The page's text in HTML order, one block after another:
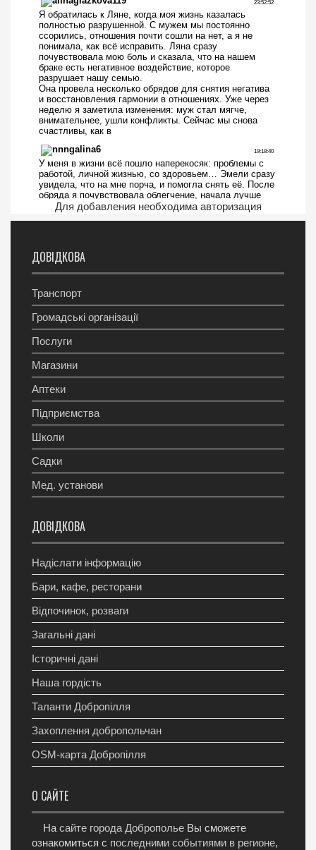
Для добавления необходима авторизация
ДОВІДКОВА
Транспорт
Громадські організації
Послуги
Магазини
Аптеки
Підприємства
Школи
Садки
Мед. установи
ДОВІДКОВА
Надіслати інформацію
Бари, кафе, ресторани
Відпочинок, розваги
Загальні дані
Історичні дані
Наша гордість
Таланти Добропілля
Захоплення добропольчан
OSM-карта Добропілля
О САЙТЕ
На сайте города Доброполье Вы сможете
ознакомиться с последними событиями в регионе,